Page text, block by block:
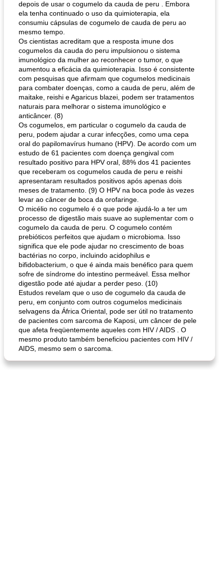
depois de usar o cogumelo da cauda de peru . Embora
ela tenha continuado o uso da quimioterapia, ela
consumiu cápsulas de cogumelo de cauda de peru ao
mesmo tempo.
Os cientistas acreditam que a resposta imune dos
cogumelos da cauda do peru impulsionou o sistema
imunológico da mulher ao reconhecer o tumor, o que
aumentou a eficácia da quimioterapia. Isso é consistente
com pesquisas que afirmam que cogumelos medicinais
para combater doenças, como a cauda de peru, além de
maitake, reishi e Agaricus blazei, podem ser tratamentos
naturais para melhorar o sistema imunológico e
anticâncer. (8)
Os cogumelos, em particular o cogumelo da cauda de
peru, podem ajudar a curar infecções, como uma cepa
oral do papilomavírus humano (HPV). De acordo com um
estudo de 61 pacientes com doença gengival com
resultado positivo para HPV oral, 88% dos 41 pacientes
que receberam os cogumelos cauda de peru e reishi
apresentaram resultados positivos após apenas dois
meses de tratamento. (9) O HPV na boca pode às vezes
levar ao câncer de boca da orofaringe.
O micélio no cogumelo é o que pode ajudá-lo a ter um
processo de digestão mais suave ao suplementar com o
cogumelo da cauda de peru. O cogumelo contém
prebióticos perfeitos que ajudam o microbioma. Isso
significa que ele pode ajudar no crescimento de boas
bactérias no corpo, incluindo acidophilus e
bifidobacterium, o que é ainda mais benéfico para quem
sofre de síndrome do intestino permeável. Essa melhor
digestão pode até ajudar a perder peso. (10)
Estudos revelam que o uso de cogumelo da cauda de
peru, em conjunto com outros cogumelos medicinais
selvagens da África Oriental, pode ser útil no tratamento
de pacientes com sarcoma de Kaposi, um câncer de pele
que afeta freqüentemente aqueles com HIV / AIDS . O
mesmo produto também beneficiou pacientes com HIV /
AIDS, mesmo sem o sarcoma.